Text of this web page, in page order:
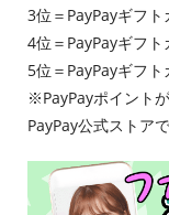
3位＝PayPayギフ
4位＝PayPayギフ
5位＝PayPayギフ
※PayPayポイント
PayPay公式ストア